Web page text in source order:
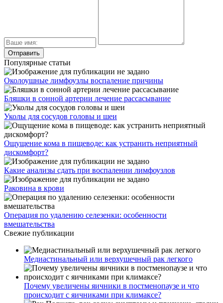
Популярные статьи
Околоушные лимфоузлы воспаление причины
Бляшки в сонной артерии лечение рассасывание
Уколы для сосудов головы и шеи
Ощущение кома в пищеводе: как устранить неприятный
дискомфорт?
Какие анализы сдать при воспалении лимфоузлов
Раковина в крови
Операция по удалению селезенки: особенности
вмешательства
Свежие публикации
Медиастинальный или верхушечный рак легкого
Почему увеличены яичники в постменопаузе и что
происходит с яичниками при климаксе?